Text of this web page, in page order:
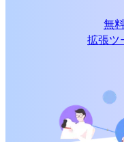
無
拡張ツ